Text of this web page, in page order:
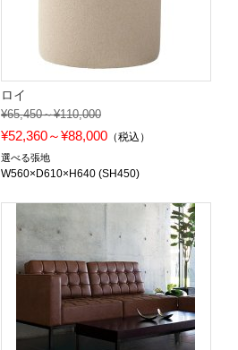
ロイ
¥65,450～¥110,000
¥52,360～¥88,000（税込）
選べる張地
W560×D610×H640 (SH450)